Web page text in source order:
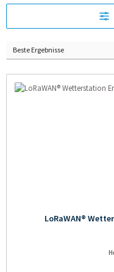
LoRaWAN®